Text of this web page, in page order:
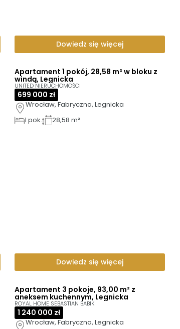
Dowiedz się więcej
Apartament 1 pokój, 28,58 m² w bloku z
windą, Legnicka
UNITED NIERUCHOMOŚCI
699 000 zł
Wrocław, Fabryczna, Legnicka
1 pok. 28,58 m²
Dowiedz się więcej
Apartament 3 pokoje, 93,00 m² z
aneksem kuchennym, Legnicka
ROYAL HOME SEBASTIAN BABIK
1 240 000 zł
Wrocław, Fabryczna, Legnicka